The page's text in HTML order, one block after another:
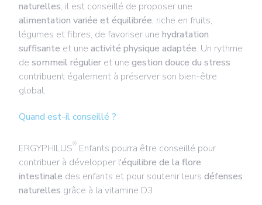
naturelles, il est conseillé de proposer une
alimentation variée et équilibrée, riche en fruits,
légumes et fibres, de favoriser une hydratation
suffisante et une activité physique adaptée. Un rythme
de sommeil régulier et une gestion douce du stress
contribuent également à préserver son bien-être
global.
Quand est-il conseillé ?
ERGYPHILUS® Enfants pourra être conseillé pour
contribuer à développer l'équilibre de la flore
intestinale des enfants et pour soutenir leurs défenses
naturelles grâce à la vitamine D3.